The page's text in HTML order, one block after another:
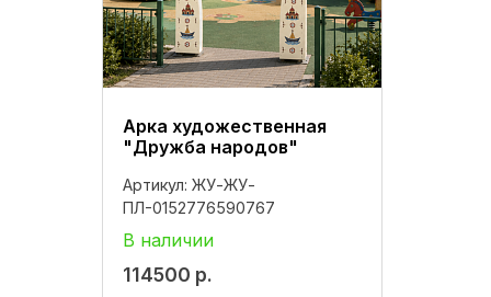
Арка художественная
"Дружба народов"
Артикул: ЖУ-ЖУ-
ПЛ-0152776590767
В наличии
114500 р.